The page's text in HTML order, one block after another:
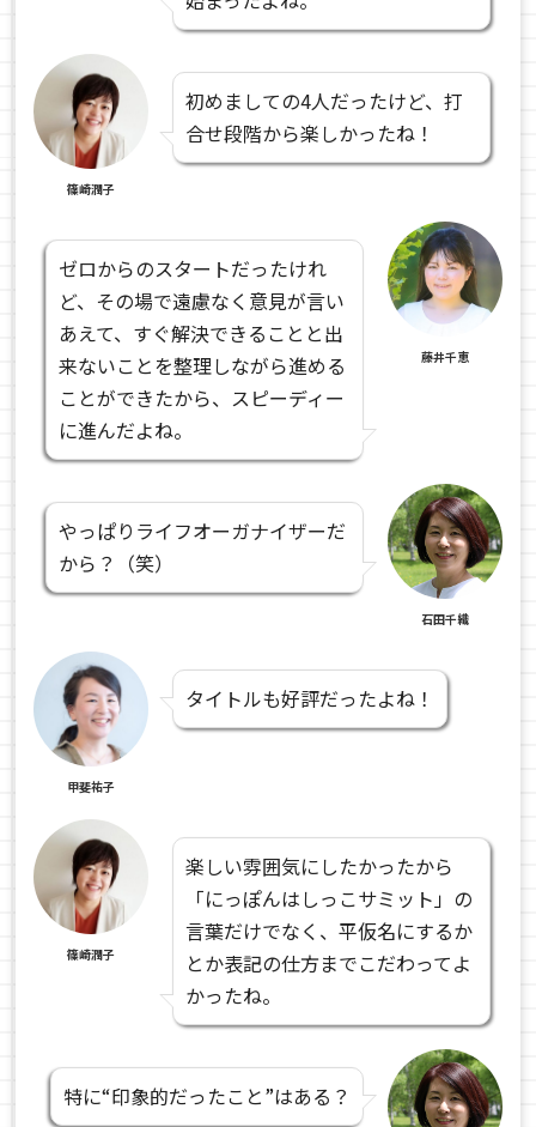
篠崎潤子
初めましての4人だったけど、打
合せ段階から楽しかったね！
ゼロからのスタートだったけれ
ど、その場で遠慮なく意見が言い
あえて、すぐ解決できることと出
来ないことを整理しながら進める
ことができたから、スピーディー
に進んだよね。
藤井千恵
やっぱりライフオーガナイザーだ
から？（笑）
石田千織
甲斐祐子
タイトルも好評だったよね！
篠崎潤子
楽しい雰囲気にしたかったから
「にっぽんはしっこサミット」の
言葉だけでなく、平仮名にするか
とか表記の仕方までこだわってよ
かったね。
特に“印象的だったこと”はある？